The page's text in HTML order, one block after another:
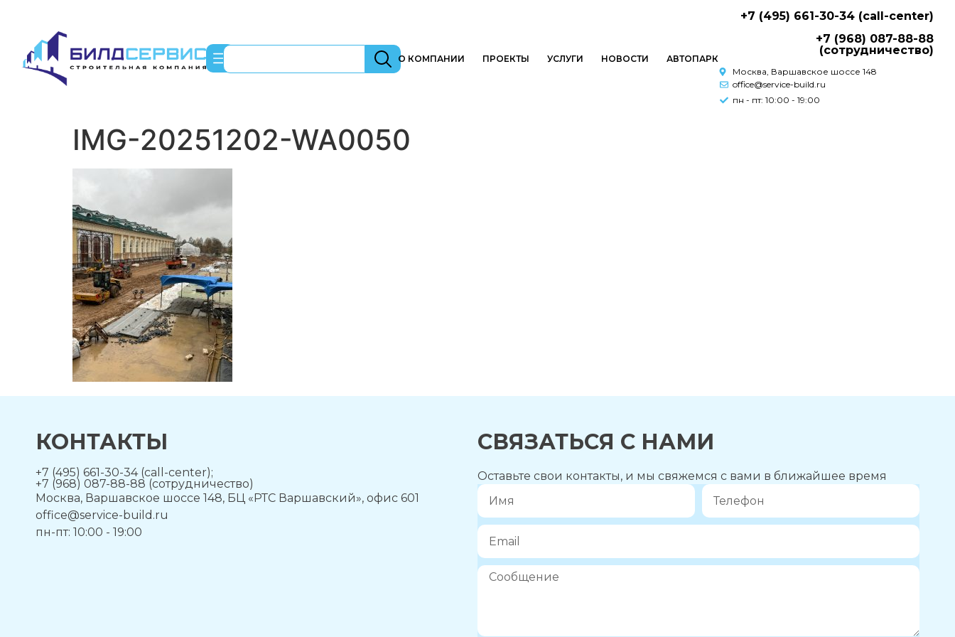
О КОМПАНИИ ПРОЕКТЫ УСЛУГИ НОВОСТИ АВТОПАРК
+7 (495) 661-30-34 (call-center)
+7 (968) 087-88-88
(сотрудничество)
Москва, Варшавское шоссе 148
office@service-build.ru
пн - пт: 10:00 - 19:00
IMG-20251202-WA0050
КОНТАКТЫ
+7 (495) 661-30-34 (call-center);
+7 (968) 087-88-88 (сотрудничество)
Москва, Варшавское шоссе 148, БЦ «РТС Варшавский», офис 601
office@service-build.ru
пн-пт: 10:00 - 19:00
СВЯЗАТЬСЯ С НАМИ
Оставьте свои контакты, и мы свяжемся с вами в ближайшее время